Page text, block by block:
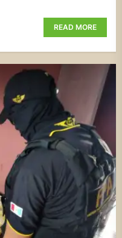
READ MORE